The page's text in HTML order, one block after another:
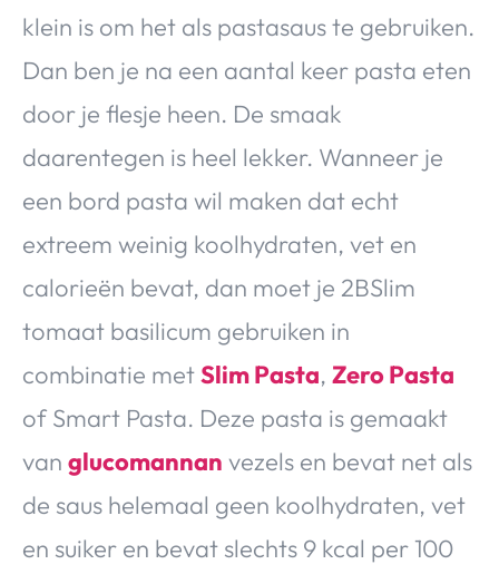
klein is om het als pastasaus te gebruiken.
Dan ben je na een aantal keer pasta eten
door je flesje heen. De smaak
daarentegen is heel lekker. Wanneer je
een bord pasta wil maken dat echt
extreem weinig koolhydraten, vet en
calorieën bevat, dan moet je 2BSlim
tomaat basilicum gebruiken in
combinatie metSlim Pasta, Zero Pasta
of Smart Pasta. Deze pasta is gemaakt
van glucomannan vezels en bevat net als
de saus helemaal geen koolhydraten, vet
en suiker en bevat slechts 9 kcal per 100